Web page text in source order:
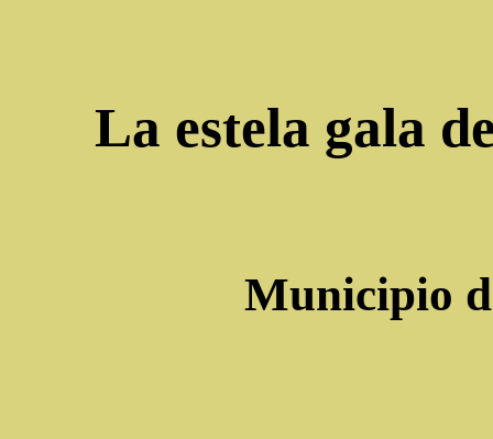
La estela gala
Municipio